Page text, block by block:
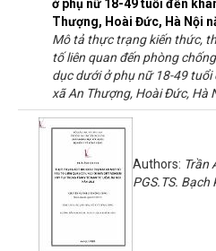
ở phụ nữ 18-49 tuổi đến
Thượng, Hoài Đức, Hà Nội
Mô tả thực trạng kiến thức,
tố liên quan đến phòng
dục dưới ở phụ nữ 18-49
xã An Thượng, Hoài Đức, Hà
Authors: Trần
PGS.TS. Bạch